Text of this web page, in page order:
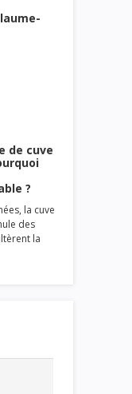
de cuve
?
la cuve
des
la